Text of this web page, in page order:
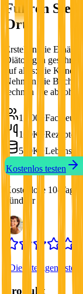
Führen Sie
Ort
Erstellen Sie
Diätologen
auf alles: die
Nehmen Sie
rechnen Sie ab,
1,000+Fachleute
100K+Rezepte
500K+
Kostenlos testen
Kostenlose 10-
kündbar
Die intelligenteste
Produkt